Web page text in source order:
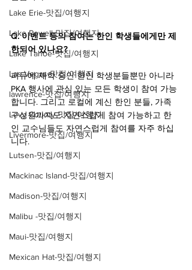
Lake Erie-맛집/여행지
Lake Powell-맛집/여행지
Lake Tahoe-맛집/여행지
Las Vegas-맛집/여행지
lawrence-맛집/여행지
Levy County-맛집/여행지
Livermore-맛집/여행지
Lutsen-맛집/여행지
Mackinac Island-맛집/여행지
Madison-맛집/여행지
Malibu -맛집/여행지
Maui-맛집/여행지
Mexican Hat-맛집/여행지
Q. 이벤트 등의 참여는 한인 학생들에게만 제
한되어 있나요?
퍼듀에 재학 중인 한인 학생분들뿐만 아니라
PKA 행사에 관심 있는 모든 학생이 참여 가능
합니다. 그리고 로컬에 계신 한인 분들, 가족
구성원까지도 자연스럽게 참여 가능하고 한
인 교수님들도 자연스럽게 참여를 자주 하십
니다.